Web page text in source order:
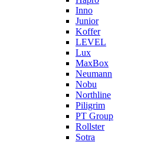
Inno
Junior
Koffer
LEVEL
Lux
MaxBox
Neumann
Nobu
Northline
Piligrim
PT Group
Rollster
Sotra